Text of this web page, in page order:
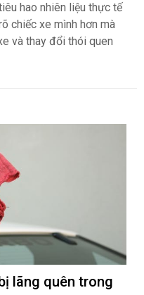
hao nhiên liệu thực tế
chiếc xe mình hơn mà
và thay đổi thói quen
lãng quên trong